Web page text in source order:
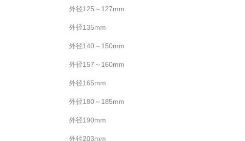
外径125～127mm
外径135mm
外径140～150mm
外径157～160mm
外径165mm
外径180～185mm
外径190mm
外径203mm